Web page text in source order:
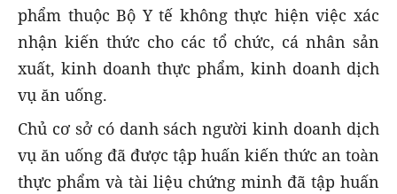
phẩm thuộc Bộ Y tế không thực hiện việc xác
nhận kiến thức cho các tổ chức, cá nhân sản
xuất, kinh doanh thực phẩm, kinh doanh dịch
vụ ăn uống.
Chủ cơ sở có danh sách người kinh doanh dịch
vụ ăn uống đã được tập huấn kiến thức an toàn
thực phẩm và tài liệu chứng minh đã tập huấn